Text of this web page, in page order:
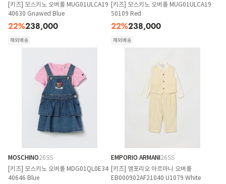
[키즈] 모스키노 오버롤 MUG01ULCA19
40630 Gnawed Blue
22%238,000
해외배송
[키즈] 모스키노 오버롤 MUG01ULCA19
50109 Red
22%238,000
해외배송
MOSCHINO26SS
[키즈] 모스키노 오버롤 MDG01QL0E34
40646 Blue
EMPORIO ARMANI26SS
[키즈] 엠포리오 아르마니 오버롤
EB000902AF21040 U1079 White